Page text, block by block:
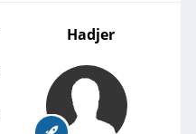
Hadjer